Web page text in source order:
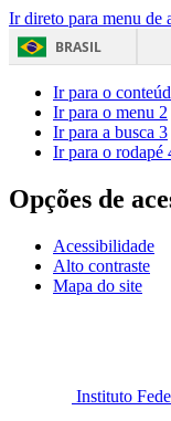
Ir direto para menu de
BRASIL
Ir para o
Ir para o menu 2
Ir para a busca 3
Ir para o rodapé
Opções de
Acessibilidade
Alto contraste
Mapa do site
Instituto